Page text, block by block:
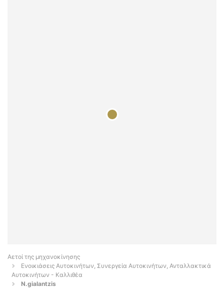
Αετοί της μηχανοκίνησης
Ενοικιάσεις Αυτοκινήτων, Συνεργεία Αυτοκινήτων, Ανταλλακτικά
Αυτοκινήτων - Καλλιθέα
N.gialantzis